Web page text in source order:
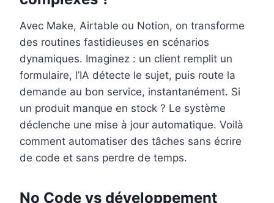
Avec Make, Airtable ou Notion, on transforme
des routines fastidieuses en scénarios
dynamiques. Imaginez : un client remplit un
formulaire, l’IA détecte le sujet, puis route la
demande au bon service, instantanément. Si
un produit manque en stock ? Le système
déclenche une mise à jour automatique. Voilà
comment automatiser des tâches sans écrire
de code et sans perdre de temps.
No Code vs développement